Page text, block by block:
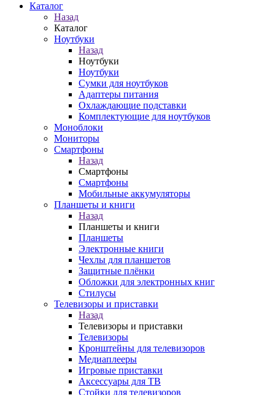
Каталог
Назад
Каталог
Ноутбуки
Назад
Ноутбуки
Ноутбуки
Сумки для ноутбуков
Адаптеры питания
Охлаждающие подставки
Комплектующие для ноутбуков
Моноблоки
Мониторы
Смартфоны
Назад
Смартфоны
Смартфоны
Мобильные аккумуляторы
Планшеты и книги
Назад
Планшеты и книги
Планшеты
Электронные книги
Чехлы для планшетов
Защитные плёнки
Обложки для электронных книг
Стилусы
Телевизоры и приставки
Назад
Телевизоры и приставки
Телевизоры
Кронштейны для телевизоров
Медиаплееры
Игровые приставки
Аксессуары для ТВ
Стойки для телевизоров